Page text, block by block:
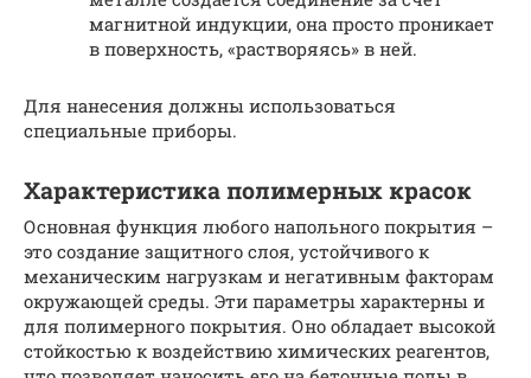
магнитной индукции, она просто проникает
в поверхность, «растворяясь» в ней.
Для нанесения должны использоваться
специальные приборы.
Характеристика полимерных красок
Основная функция любого напольного покрытия –
это создание защитного слоя, устойчивого к
механическим нагрузкам и негативным факторам
окружающей среды. Эти параметры характерны и
для полимерного покрытия. Оно обладает высокой
стойкостью к воздействию химических реагентов,